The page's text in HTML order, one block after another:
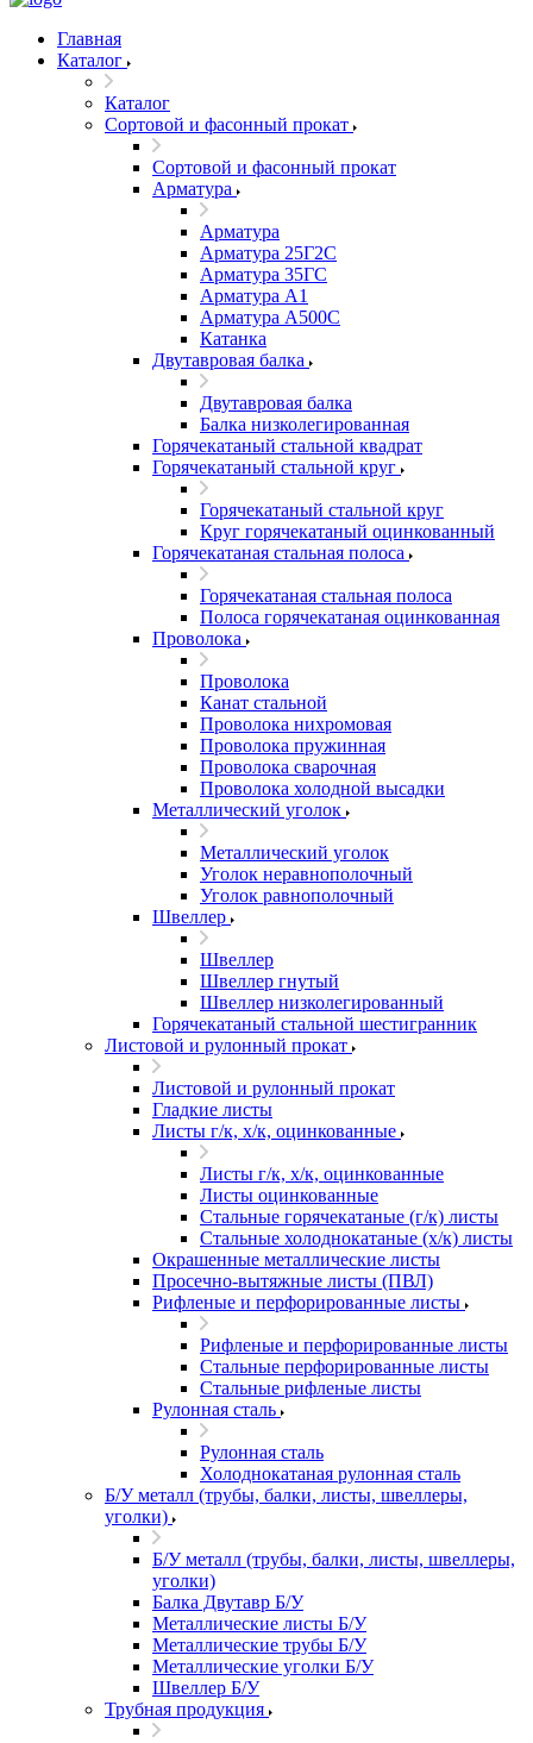
Главная
Каталог
Каталог
Сортовой и фасонный прокат
Сортовой и фасонный прокат
Арматура
Арматура
Арматура 25Г2С
Арматура 35ГС
Арматура А1
Арматура А500С
Катанка
Двутавровая балка
Двутавровая балка
Балка низколегированная
Горячекатаный стальной квадрат
Горячекатаный стальной круг
Горячекатаный стальной круг
Круг горячекатаный оцинкованный
Горячекатаная стальная полоса
Горячекатаная стальная полоса
Полоса горячекатаная оцинкованная
Проволока
Проволока
Канат стальной
Проволока нихромовая
Проволока пружинная
Проволока сварочная
Проволока холодной высадки
Металлический уголок
Металлический уголок
Уголок неравнополочный
Уголок равнополочный
Швеллер
Швеллер
Швеллер гнутый
Швеллер низколегированный
Горячекатаный стальной шестигранник
Листовой и рулонный прокат
Листовой и рулонный прокат
Гладкие листы
Листы г/к, х/к, оцинкованные
Листы г/к, х/к, оцинкованные
Листы оцинкованные
Стальные горячекатаные (г/к) листы
Стальные холоднокатаные (х/к) листы
Окрашенные металлические листы
Просечно-вытяжные листы (ПВЛ)
Рифленые и перфорированные листы
Рифленые и перфорированные листы
Стальные перфорированные листы
Стальные рифленые листы
Рулонная сталь
Рулонная сталь
Холоднокатаная рулонная сталь
Б/У металл (трубы, балки, листы, швеллеры,
уголки)
Б/У металл (трубы, балки, листы, швеллеры,
уголки)
Балка Двутавр Б/У
Металлические листы Б/У
Металлические трубы Б/У
Металлические уголки Б/У
Швеллер Б/У
Трубная продукция